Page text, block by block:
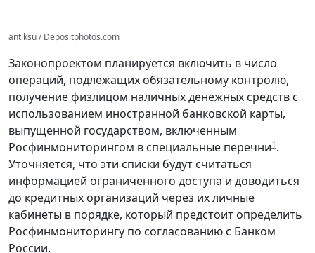
antiksu / Depositphotos.com
Законопроектом планируется включить в число
операций, подлежащих обязательному контролю,
получение физлицом наличных денежных средств с
использованием иностранной банковской карты,
выпущенной государством, включенным
Росфинмониторингом в специальные перечни1.
Уточняется, что эти списки будут считаться
информацией ограниченного доступа и доводиться
до кредитных организаций через их личные
кабинеты в порядке, который предстоит определить
Росфинмониторингу по согласованию с Банком
России.